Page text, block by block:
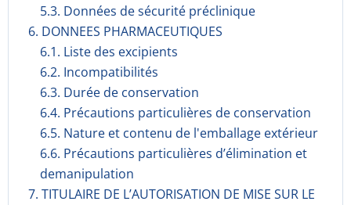
5.3. Données de sécurité préclinique
6. DONNEES PHARMACEUTIQUES
6.1. Liste des excipients
6.2. Incompati­bilités
6.3. Durée de conservation
6.4. Précautions particulières de conservation
6.5. Nature et contenu de l'emballage extérieur
6.6. Précautions particulières d’élimination et
demanipulation
7. TITULAIRE DE L’AUTORISATION DE MISE SUR LE